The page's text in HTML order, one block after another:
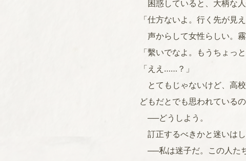
困惑していると、大柄な人
「仕方ないよ。行く先が見
声からして女性らしい。
「繫いでなよ。もうちょっ
「ええ……？」
とてもじゃないけど、高
どもだとでも思われているの
──どうしよう。
訂正するべきかと迷いは
──私は迷子だ。この人た